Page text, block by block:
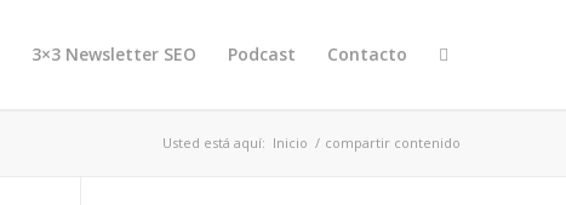
3×3 Newsletter SEO Podcast Contacto
Usted está aquí: Inicio / compartir contenido